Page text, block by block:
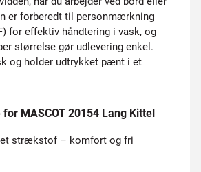
er forberedt til personmærkning
for effektiv håndtering i vask, og
størrelse gør udlevering enkel.
og holder udtrykket pænt i et
MASCOT 20154 Lang Kittel
strækstof – komfort og fri